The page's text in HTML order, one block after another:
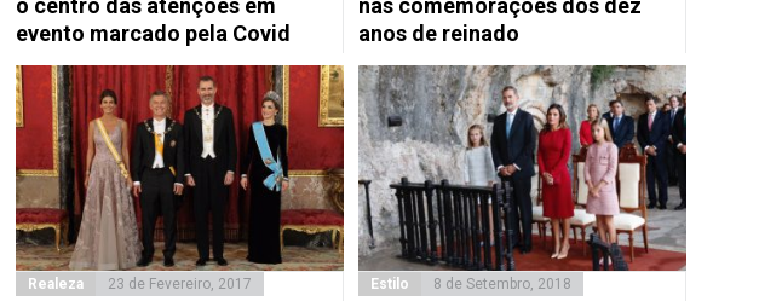
o centro das atenções em
evento marcado pela Covid
nas comemorações dos dez
anos de reinado
Realeza 23 de Fevereiro, 2017 Estilo 8 de Setembro, 2018